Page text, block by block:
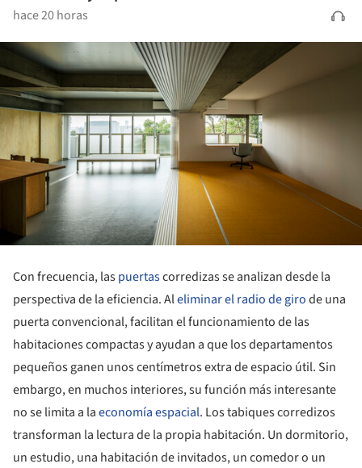
hace 20 horas
Con frecuencia, laspuertascorredizas se analizan desde la
perspectiva de la eficiencia. Aleliminar el radio de girode una
puerta convencional, facilitan el funcionamiento de las
habitaciones compactas y ayudan a que los departamentos
pequeños ganen unos centímetros extra de espacio útil. Sin
embargo, en muchos interiores, su función más interesante
no se limita a laeconomía espacial. Los tabiques corredizos
transforman la lectura de la propia habitación. Un dormitorio,
un estudio, una habitación de invitados, un comedor o un